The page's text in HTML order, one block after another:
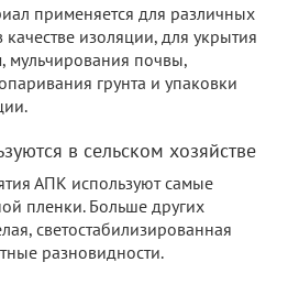
применяется для различных
качестве изоляции, для укрытия
мульчирования почвы,
грунта и упаковки
в сельском хозяйстве
АПК используют самые
пленки. Больше других
светостабилизированная
разновидности.